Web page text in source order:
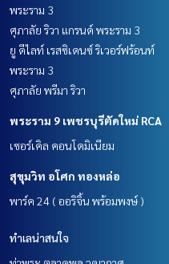
พระราม 3
ศุภาลัย ริวา แกรนด์ พระราม 3
ยู ดีไลท์ เรสซิเดนซ์ ริเวอร์ฟร้อนท์
พระราม 3
ศุภาลัย พรีมา ริวา
พระราม 9 เพชรบุรีตัดใหม่ RCA
เซอร์เคิล คอนโดมิเนียม
สุขุมวิท อโศก ทองหล่อ
พาร์ค 24 ( ออริจิ้น พร้อมพงษ์ )
ทำเลน่าสนใจ